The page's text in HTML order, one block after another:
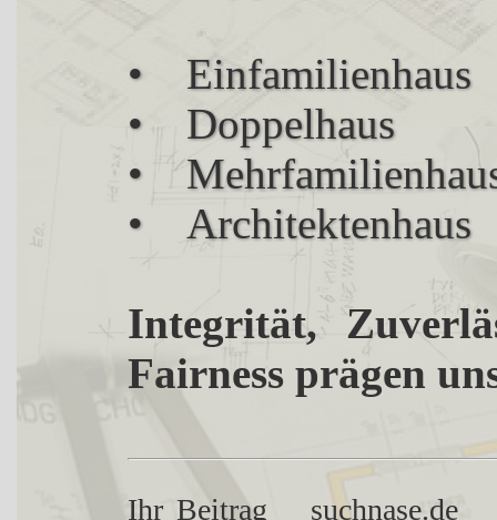
• Einfamilienhaus
• Doppelhaus
•
• Architektenhaus
Integrität,
Fairness prägen
Ihr Beitrag suchnase.de